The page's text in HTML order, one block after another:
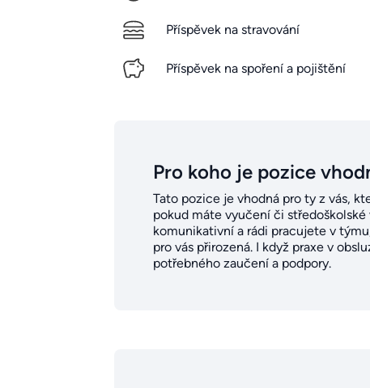
Příspěvek na stravování
Příspěvek na spoření a pojištění
Pro koho je pozice
Tato pozice je vhodná pro ty z vás,
pokud máte vyučení či
komunikativní a rádi pracujete v
pro vás přirozená. I když praxe v
potřebného zaučení a podpory.